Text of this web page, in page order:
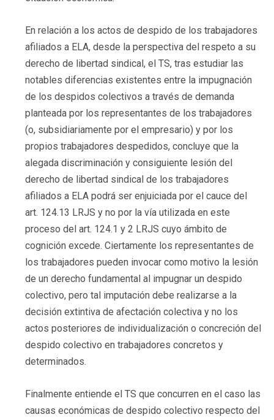
En relación a los actos de despido de los trabajadores
afiliados a ELA, desde la perspectiva del respeto a su
derecho de libertad sindical, el TS, tras estudiar las
notables diferencias existentes entre la impugnación
de los despidos colectivos a través de demanda
planteada por los representantes de los trabajadores
(o, subsidiariamente por el empresario) y por los
propios trabajadores despedidos, concluye que la
alegada discriminación y consiguiente lesión del
derecho de libertad sindical de los trabajadores
afiliados a ELA podrá ser enjuiciada por el cauce del
art. 124.13 LRJS y no por la vía utilizada en este
proceso del art. 124.1 y 2 LRJS cuyo ámbito de
cognición excede. Ciertamente los representantes de
los trabajadores pueden invocar como motivo la lesión
de un derecho fundamental al impugnar un despido
colectivo, pero tal imputación debe realizarse a la
decisión extintiva de afectación colectiva y no los
actos posteriores de individualización o concreción del
despido colectivo en trabajadores concretos y
determinados.
Finalmente entiende el TS que concurren en el caso las
causas económicas de despido colectivo respecto del